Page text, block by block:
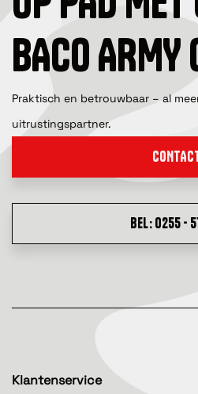
BACO ARMY
Praktisch en betrouwbaar – al
uitrustingspartner.
BEL: 0255 -
Klantenservice